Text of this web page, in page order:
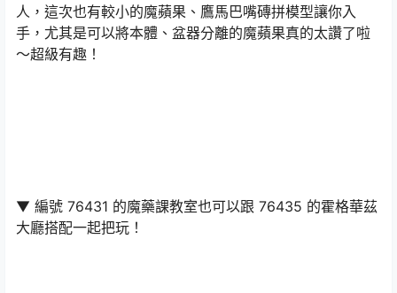
人，這次也有較小的魔蘋果、鷹馬巴嘴磚拼模型讓你入
手，尤其是可以將本體、盆器分離的魔蘋果真的太讚了啦
～超級有趣！
▼ 編號 76431 的魔藥課教室也可以跟 76435 的霍格華茲
大廳搭配一起把玩！